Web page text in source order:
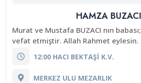
HAMZA BUZACI
Murat ve Mustafa BUZACI nın
vefat etmiştir. Allah Rahmet eylesin.
12:00 HACI BEKTAŞİ K.V.
MERKEZ ULU MEZARLIK